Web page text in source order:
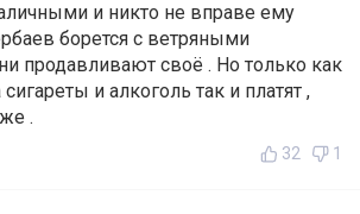
и никто не вправе ему
борется с ветряными
продавливают своё . Но только как
и алкоголь так и платят ,
.
32 1